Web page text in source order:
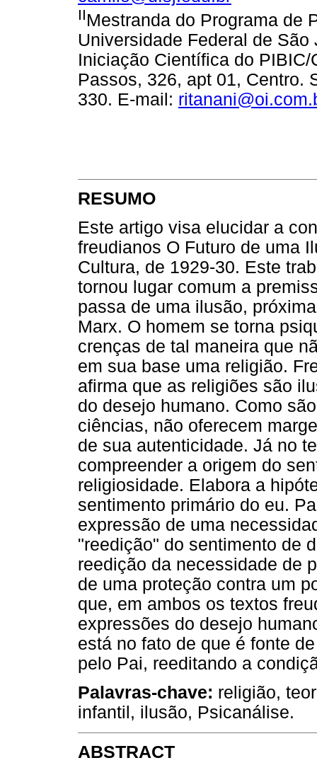
IIMestranda do Programa de
Universidade Federal de
Iniciação Científica do
Passos, 326, apt 01, Centro.
330. E-mail:
RESUMO
Este artigo visa elucidar a
freudianos O Futuro de uma
Cultura, de 1929-30. Este
tornou lugar comum a
passa de uma ilusão,
Marx. O homem se torna
crenças de tal maneira que
em sua base uma religião.
afirma que as religiões são
do desejo humano. Como
ciências, não oferecem
de sua autenticidade. Já no
compreender a origem do
religiosidade. Elabora a
sentimento primário do eu.
expressão de uma
"reedição" do sentimento de
reedição da necessidade de
de uma proteção contra um
que, em ambos os textos
expressões do desejo
está no fato de que é fonte
pelo Pai, reeditando a
Palavras-chave: religião,
infantil, ilusão, Psicanálise.
ABSTRACT